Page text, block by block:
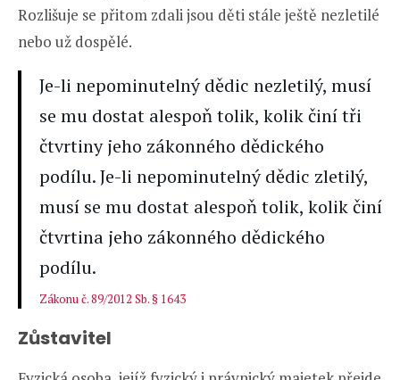
Rozlišuje se přitom zdali jsou děti stále ještě nezletilé
nebo už dospělé.
Je-li nepominutelný dědic nezletilý, musí
se mu dostat alespoň tolik, kolik činí tři
čtvrtiny jeho zákonného dědického
podílu. Je-li nepominutelný dědic zletilý,
musí se mu dostat alespoň tolik, kolik činí
čtvrtina jeho zákonného dědického
podílu.
Zákonu č. 89/2012 Sb. § 1643
Zůstavitel